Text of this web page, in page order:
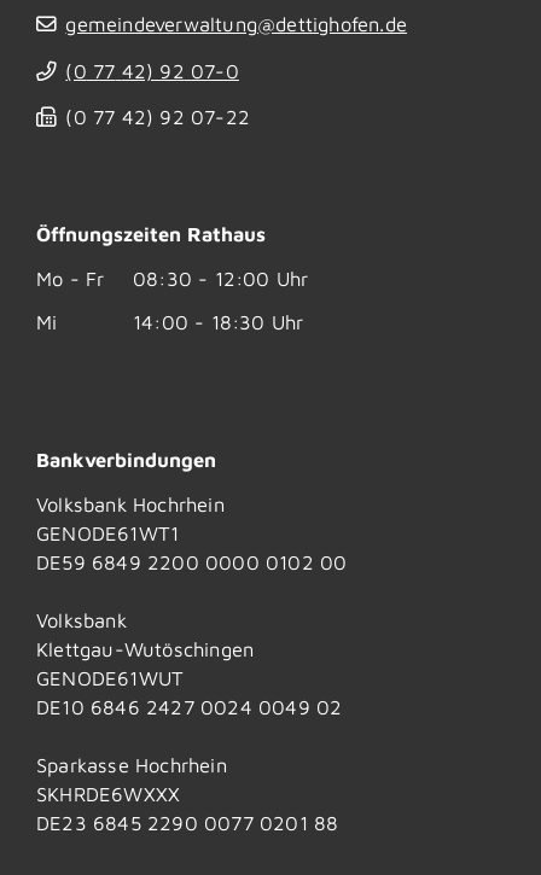
gemeindeverwaltung@dettighofen.de
(0 77 42) 92 07-0
(0 77 42) 92 07-22
Öffnungszeiten Rathaus
Mo - Fr
08:30 - 12:00 Uhr
Mi
14:00 - 18:30 Uhr
Bankverbindungen
Volksbank Hochrhein
GENODE61WT1
DE59 6849 2200 0000 0102 00
Volksbank
Klettgau-Wutöschingen
GENODE61WUT
DE10 6846 2427 0024 0049 02
Sparkasse Hochrhein
SKHRDE6WXXX
DE23 6845 2290 0077 0201 88